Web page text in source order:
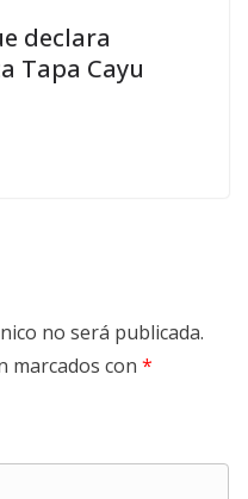
declara
Tapa Cayu
no será publicada.
marcados con *